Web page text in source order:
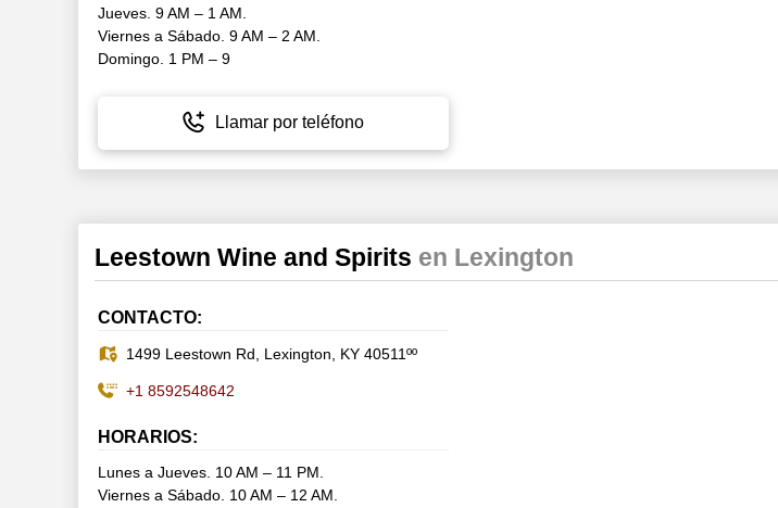
Jueves. 9 AM – 1 AM.
Viernes a Sábado. 9 AM – 2 AM.
Domingo. 1 PM – 9
Llamar por teléfono
Leestown Wine and Spirits en Lexington
CONTACTO:
1499 Leestown Rd, Lexington, KY 40511ºº
+1 8592548642
HORARIOS:
Lunes a Jueves. 10 AM – 11 PM.
Viernes a Sábado. 10 AM – 12 AM.